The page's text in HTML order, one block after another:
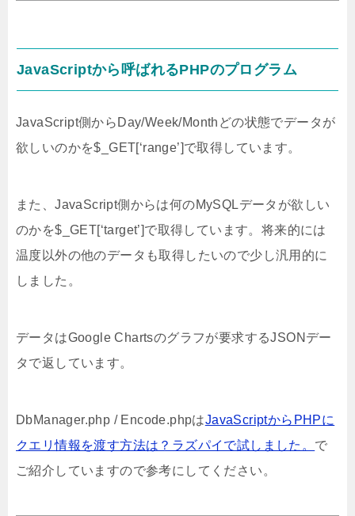
JavaScriptから呼ばれるPHPのプログラム
JavaScript側からDay/Week/Monthどの状態でデータが
欲しいのかを$_GET[‘range’]で取得しています。
また、JavaScript側からは何のMySQLデータが欲しい
のかを$_GET[‘target’]で取得しています。将来的には
温度以外の他のデータも取得したいので少し汎用的に
しました。
データはGoogle Chartsのグラフが要求するJSONデー
タで返しています。
DbManager.php / Encode.phpはJavaScriptからPHPに
クエリ情報を渡す方法は？ラズパイで試しました。 で
ご紹介していますので参考にしてください。